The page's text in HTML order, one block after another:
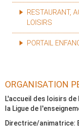
RESTAURANT,
LOISIRS
PORTAIL
ORGANISATION
L'accueil des loisirs de
la Ligue de
Directrice/animatrice: